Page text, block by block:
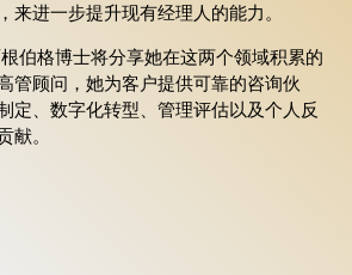
来进一步提升现有经理人的能力。
伯格博士将分享她在这两个领域积累的
管顾问，她为客户提供可靠的咨询伙
定、数字化转型、管理评估以及个人反
献。